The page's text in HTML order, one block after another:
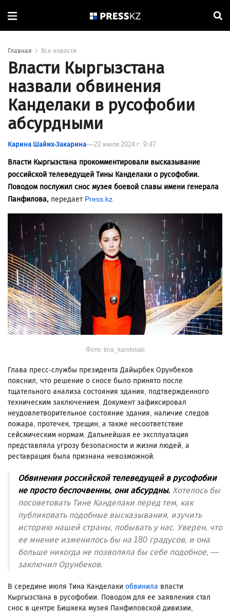
Главная Все новости
Власти Кыргызстана
назвали обвинения
Канделаки в русофобии
абсурдными
Карина Шайих-Закарина 22 июля 2024 г. 9:47
Власти Кыргызстана прокомментировали высказывание
российской телеведущей Тины Канделаки о русофобии.
Поводом послужил снос музея боевой славы имени генерала
Панфилова, передает Press.kz.
Фото: tina_kandelaki
Глава пресс-службы президента Дайырбек Орунбеков
пояснил, что решение о сносе было принято после
тщательного анализа состояния здания, подтвержденного
техническим заключением. Документ зафиксировал
неудовлетворительное состояние здания, наличие следов
пожара, протечек, трещин, а также несоответствие
сейсмическим нормам. Дальнейшая ее эксплуатация
представляла угрозу безопасности и жизни людей, а
реставрация была признана невозможной.
Обвинения российской телеведущей в русофобии
не просто беспочвенны, они абсурдны. Хотелось бы
посоветовать Тине Канделаки перед тем, как
публиковать подобные высказывания, изучить
историю нашей страны, побывать у нас. Уверен, что
ее мнение изменилось бы на 180 градусов, и она
больше никогда не позволяла бы себе подобное, —
заключил Орунбеков.
В середине июля Тина Канделаки обвинила власти
Кыргызстана в русофобии. Поводом для ее заявления стал
снос в центре Бишкека музея Панфиловской дивизии,